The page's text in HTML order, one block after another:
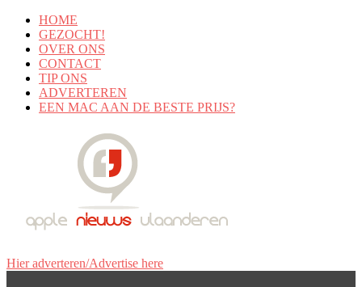
HOME
GEZOCHT!
OVER ONS
CONTACT
TIP ONS
ADVERTEREN
EEN MAC AAN DE BESTE PRIJS?
Hier adverteren/Advertise here